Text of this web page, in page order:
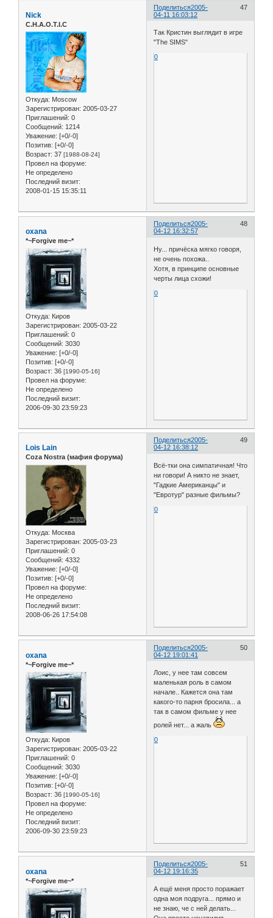
Поделиться 47
2005-
04-11 16:03:12
Nick
C.H.A.O.T.I.C
Откуда: Moscow
Зарегистрирован: 2005-03-27
Приглашений: 0
Сообщений: 1214
Уважение: [+0/-0]
Позитив: [+0/-0]
Возраст: 37 [1988-08-24]
Провел на форуме:
Не определено
Последний визит:
2008-01-15 15:35:11
Так Кристин выглядит в игре
"The SIMS"
0
Поделиться 48
2005-
04-12 16:32:57
oxana
*~Forgive me~*
Откуда: Киров
Зарегистрирован: 2005-03-22
Приглашений: 0
Сообщений: 3030
Уважение: [+0/-0]
Позитив: [+0/-0]
Возраст: 36 [1990-05-16]
Провел на форуме:
Не определено
Последний визит:
2006-09-30 23:59:23
Ну... причёска мягко говоря,
не очень похожа..
Хотя, в принципе основные
черты лица схожи!
0
Поделиться 49
2005-
04-12 16:38:12
Lois Lain
Coza Nostra (мафия форума)
Откуда: Москва
Зарегистрирован: 2005-03-23
Приглашений: 0
Сообщений: 4332
Уважение: [+0/-0]
Позитив: [+0/-0]
Провел на форуме:
Не определено
Последний визит:
2008-06-26 17:54:08
Всё-тки она симпатичная! Что
ни говори! А никто не знает,
"Гадкие Американцы" и
"Евротур" разные фильмы?
0
Поделиться 50
2005-
04-12 19:01:41
oxana
*~Forgive me~*
Откуда: Киров
Зарегистрирован: 2005-03-22
Приглашений: 0
Сообщений: 3030
Уважение: [+0/-0]
Позитив: [+0/-0]
Возраст: 36 [1990-05-16]
Провел на форуме:
Не определено
Последний визит:
2006-09-30 23:59:23
Лоис, у нее там совсем
маленькая роль в самом
начале.. Кажется она там
какого-то парня бросила... а
так в самом фильме у нее
ролей нет... а жаль
0
Поделиться 51
2005-
04-12 19:16:35
oxana
*~Forgive me~*
А ещё меня просто поражает
одна моя подруга... прямо и
не знаю, че с ней делать...